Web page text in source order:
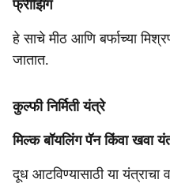
फ्रीझिंग
हे साचे मीठ आणि बर्फाच्या
जातात.
कुल्फी निर्मिती यंत्रे
मिल्क बॉयलिंग पॅन किंवा खवा
दूध आटविण्यासाठी या यंत्राचा